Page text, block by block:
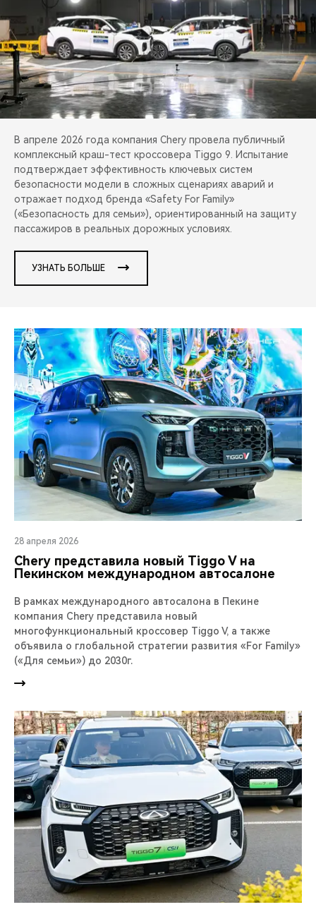
CHERY И СПОРТ
НАШИ МЕРОПРИЯТИЯ
ВИДЕООБЗОРЫ
CHERY ДЛЯ ДЕТЕЙ
В апреле 2026 года компания Chery провела публичный
комплексный краш-тест кроссовера Tiggo 9. Испытание
подтверждает эффективность ключевых систем
безопасности модели в сложных сценариях аварий и
отражает подход бренда «Safety For Family»
(«Безопасность для семьи»), ориентированный на защиту
пассажиров в реальных дорожных условиях.
УЗНАТЬ БОЛЬШЕ
28 апреля 2026
Chery представила новый Tiggo V на
Пекинском международном автосалоне
В рамках международного автосалона в Пекине
компания Chery представила новый
многофункциональный кроссовер Tiggo V, а также
объявила о глобальной стратегии развития «For Family»
(«Для семьи») до 2030г.